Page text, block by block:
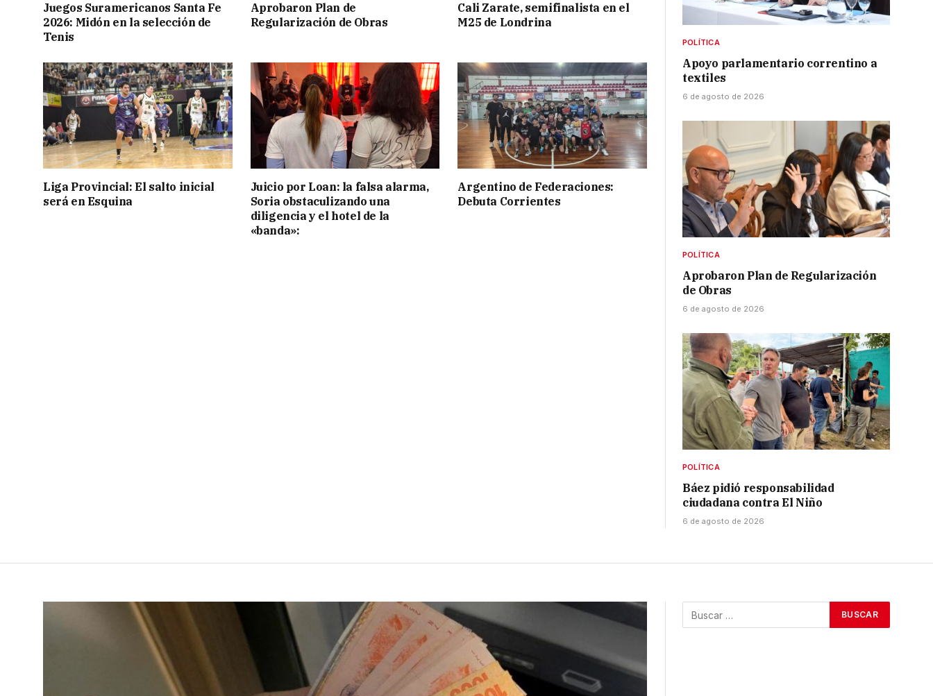
Juegos Suramericanos Santa Fe
2026: Midón en la selección de
Tenis
Aprobaron Plan de
Regularización de Obras
Cali Zarate, semifinalista en el
M25 de Londrina
Liga Provincial: El salto inicial
será en Esquina
Juicio por Loan: la falsa alarma,
Soria obstaculizando una
diligencia y el hotel de la
«banda»:
Argentino de Federaciones:
Debuta Corrientes
POLÍTICA
Apoyo parlamentario correntino a
textiles
6 de agosto de 2026
POLÍTICA
Aprobaron Plan de Regularización
de Obras
6 de agosto de 2026
POLÍTICA
Báez pidió responsabilidad
ciudadana contra El Niño
6 de agosto de 2026